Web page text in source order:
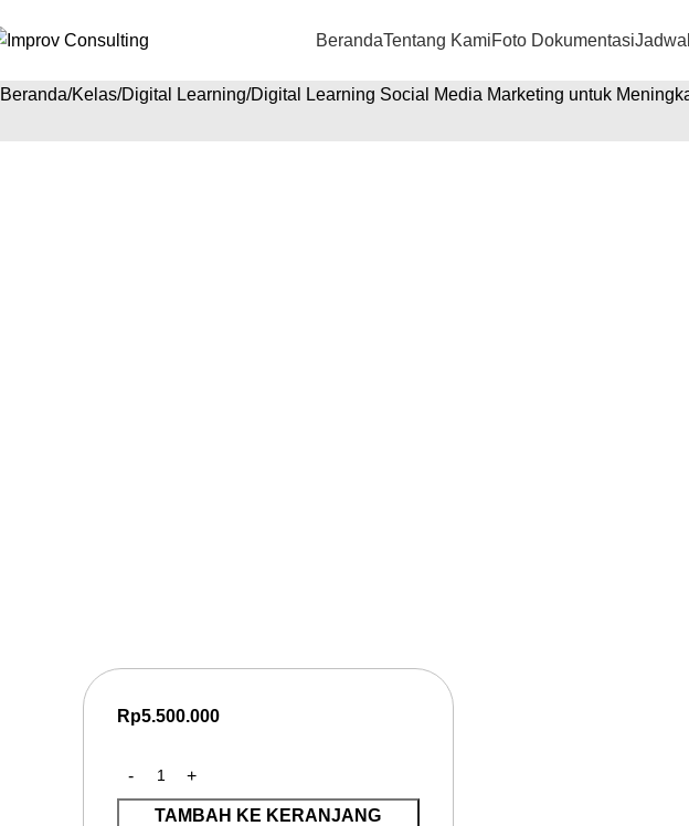
BerandaTentang KamiFoto Dokumentasi
Beranda Kelas Digital Learning Digital Learning Social Media Marketing untuk
Rp5.500.000
TAMBAH KE KERANJANG